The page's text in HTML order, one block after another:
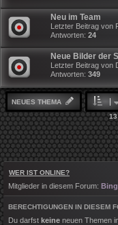
Neu im Team
Letzter Beitrag von
Antworten: 24
Neue Bilder der
Letzter Beitrag von
Antworten: 349
NEUES THEMA
WER IST ONLINE?
Mitglieder in diesem Forum:
BERECHTIGUNGEN IN DIESEM
Du darfst keine neuen Themen